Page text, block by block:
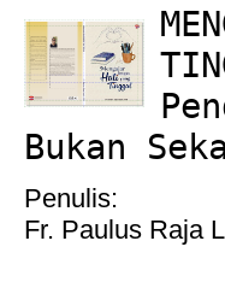
Bukan
Penulis:
Fr. Paulus Raja